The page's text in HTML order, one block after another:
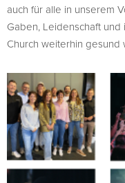
auch für alle in unserem
Gaben, Leidenschaft
Church weiterhin gesund